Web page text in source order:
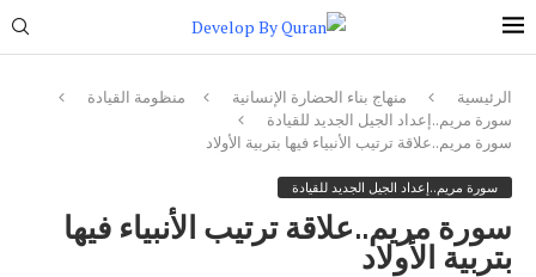
الرئيسية منهاج بناء الحضارة الإنسانية
منظومة القيادة
سورة مريم..إعداد الجيل الجديد للقيادة
سورة مريم..علاقة ترتيب الأنبياء فيها بتربية الأولاد
سورة مريم..إعداد الجيل الجديد للقيادة
سورة مريم..علاقة ترتيب الأنبياء فيها
بتربية الأولاد